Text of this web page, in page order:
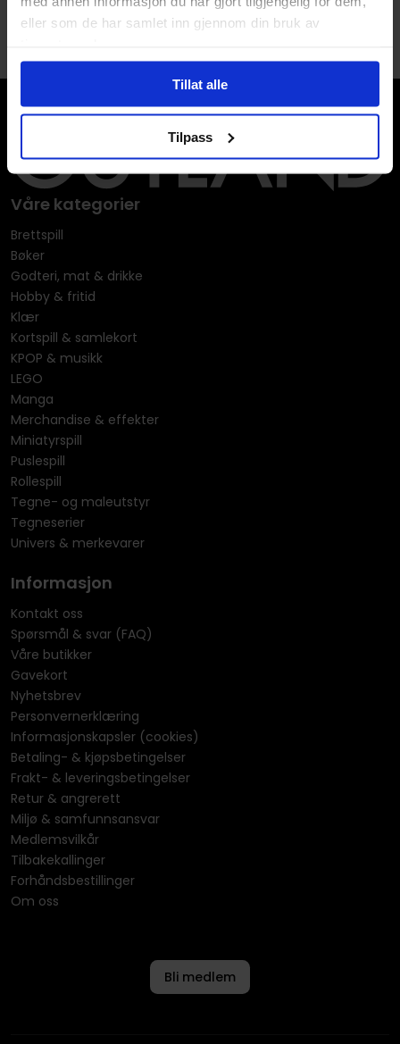
eller som de har samlet inn gjennom din bruk av
Tillat alle
Tilpass
Våre kategorier
Brettspill
Bøker
Godteri, mat & drikke
Hobby & fritid
Klær
Kortspill & samlekort
KPOP & musikk
LEGO
Manga
Merchandise & effekter
Miniatyrspill
Puslespill
Rollespill
Tegne- og maleutstyr
Tegneserier
Univers & merkevarer
Informasjon
Kontakt oss
Spørsmål & svar (FAQ)
Våre butikker
Gavekort
Nyhetsbrev
Personvernerklæring
Informasjonskapsler (cookies)
Betaling- & kjøpsbetingelser
Frakt- & leveringsbetingelser
Retur & angrerett
Miljø & samfunnsansvar
Medlemsvilkår
Tilbakekallinger
Forhåndsbestillinger
Om oss
Bli medlem